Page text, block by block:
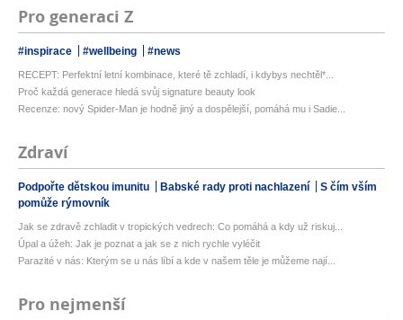
Pro generaci Z
#inspirace #wellbeing #news
RECEPT: Perfektní letní kombinace, které tě zchladí, i kdybys nechtěl*...
Proč každá generace hledá svůj signature beauty look
Recenze: nový Spider-Man je hodně jiný a dospělejší, pomáhá mu i Sadie...
Zdraví
Podpořte dětskou imunitu Babské rady proti nachlazení
S čím vším
pomůže rýmovník
Jak se zdravě zchladit v tropických vedrech: Co pomáhá a kdy už riskuj...
Úpal a úžeh: Jak je poznat a jak se z nich rychle vyléčit
Parazité v nás: Kterým se u nás líbí a kde v našem těle je můžeme nají...
Pro nejmenší